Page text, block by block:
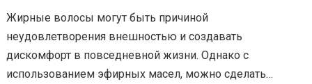
Жирные волосы могут быть причиной
неудовлетворения внешностью и создавать
дискомфорт в повседневной жизни. Однако с
использованием эфирных масел, можно сделать…